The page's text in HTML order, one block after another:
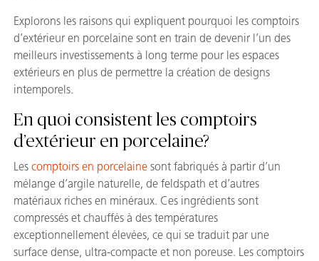
Explorons les raisons qui expliquent pourquoi les comptoirs
d’extérieur en porcelaine sont en train de devenir l’un des
meilleurs investissements à long terme pour les espaces
extérieurs en plus de permettre la création de designs
intemporels.
En quoi consistent les comptoirs
d’extérieur en porcelaine?
Les comptoirs en porcelaine sont fabriqués à partir d’un
mélange d’argile naturelle, de feldspath et d’autres
matériaux riches en minéraux. Ces ingrédients sont
compressés et chauffés à des températures
exceptionnellement élevées, ce qui se traduit par une
surface dense, ultra-compacte et non poreuse. Les comptoirs